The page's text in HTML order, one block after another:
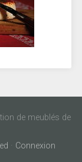
de meublés de
· Connexion